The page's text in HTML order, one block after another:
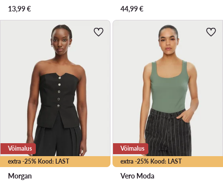
13,99€
44,99€
extra -25% Kood: LAST
Võimalus
Morgan
extra -25% Kood: LAST
Võimalus
Vero Moda